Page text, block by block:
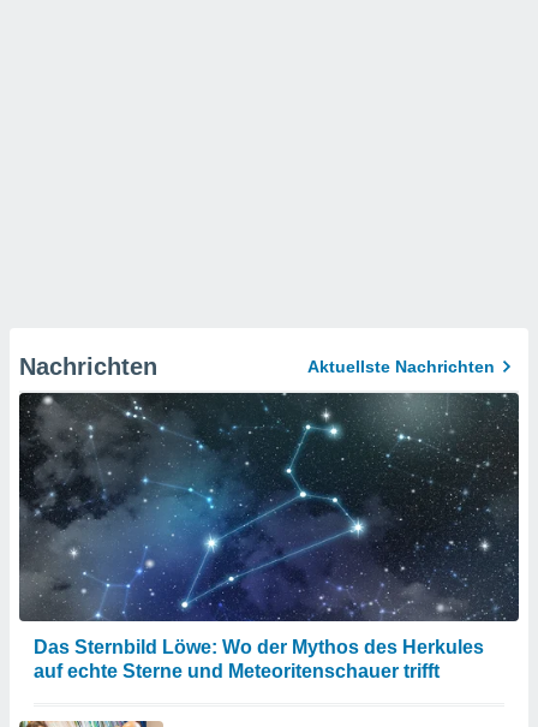
Nachrichten Aktuellste Nachrichten
Das Sternbild Löwe: Wo der Mythos des Herkules
auf echte Sterne und Meteoritenschauer trifft